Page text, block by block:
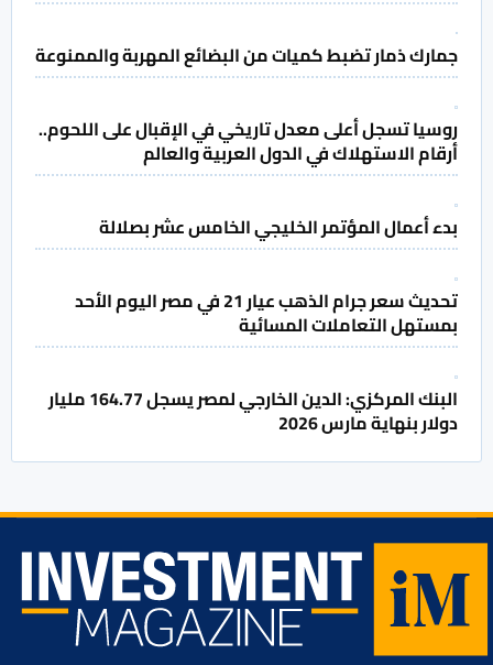
جمارك ذمار تضبط كميات من البضائع المهربة والممنوعة
روسيا تسجل أعلى معدل تاريخي في الإقبال على اللحوم..
أرقام الاستهلاك في الدول العربية والعالم
بدء أعمال المؤتمر الخليجي الخامس عشر بصلالة
تحديث سعر جرام الذهب عيار 21 في مصر اليوم الأحد
بمستهل التعاملات المسائية
البنك المركزي: الدين الخارجي لمصر يسجل 164.77 مليار
دولار بنهاية مارس 2026